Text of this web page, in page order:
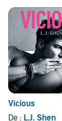
Vicious
De : L.J. Shen